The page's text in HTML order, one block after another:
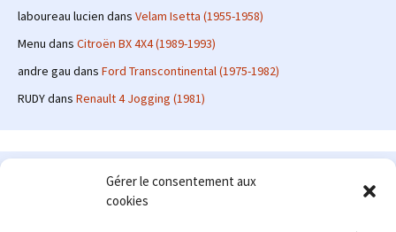
Gérer le consentement aux
cookies
laboureau lucien dans Velam Isetta (1955-1958)
Menu dans Citroën BX 4X4 (1989-1993)
andre gau dans Ford Transcontinental (1975-1982)
RUDYdans Renault 4 Jogging (1981)
Le site en quelques mots
: passionné d'automobile ancienne depuis de
nombreuses années, j'ai commencé à partager ma passion sur